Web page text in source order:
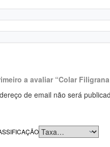
a avaliar “Colar
de email não será